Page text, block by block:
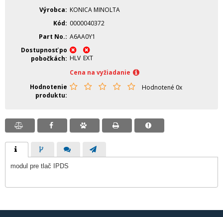
Výrobca
KONICA MINOLTA
Kód
0000040372
Part No. A6AA0Y1
Dostupnosť po
pobočkách
HLV EXT
Cena na vyžiadanie
Hodnotenie
produktu
Hodnotené 0x
modul pre tlač IPDS